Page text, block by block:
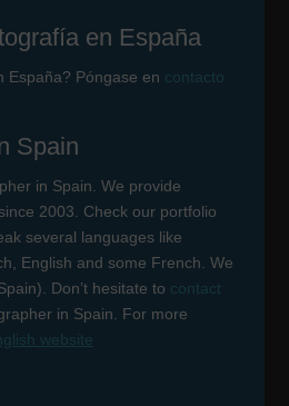
en España
España? Póngase en contacto
Spain
in Spain. We provide
2003. Check our portfolio
several languages like
English and some French. We
Don’t hesitate to contact
in Spain. For more
website